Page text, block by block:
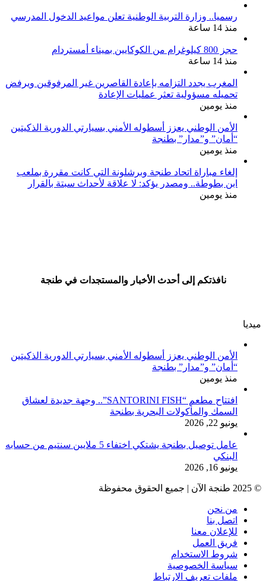
رسميا.. وزارة التربية الوطنية تعلن مواعيد الدخول المدرسي
منذ 14 ساعة
حجز 800 كيلوغرام من الكوكايين بميناء أمستردام
منذ 14 ساعة
المغرب يجدد التزامه بإعادة القاصرين غير المرفوقين ويرفض
تحميله مسؤولية تعثر عمليات الإعادة
منذ يومين
الأمن الوطني يعزز أسطوله الأمني بسيارتي الدورية الذكيتين
“أمان” و”مدار” بطنجة
منذ يومين
إلغاء مباراة اتحاد طنجة وبرشلونة التي كانت مقررة بملعب
ابن بطوطة.. ومصدر يؤكد: لا علاقة لأحداث سبتة بالقرار
منذ يومين
نافذتكم إلى أحدث الأخبار والمستجدات في طنجة
ميديا
الأمن الوطني يعزز أسطوله الأمني بسيارتي الدورية الذكيتين
“أمان” و”مدار” بطنجة
منذ يومين
افتتاح مطعم “SANTORINI FISH”.. وجهة جديدة لعشاق
السمك والمأكولات البحرية بطنجة
يونيو 22, 2026
عامل توصيل بطنجة يشتكي اختفاء 5 ملايين سنتيم من حسابه
البنكي
يونيو 16, 2026
© 2025 طنجة الآن | جميع الحقوق محفوظة
من نحن
اتصل بنا
للإعلان معنا
فريق العمل
شروط الاستخدام
سياسة الخصوصية
ملفات تعريف الإرتباط